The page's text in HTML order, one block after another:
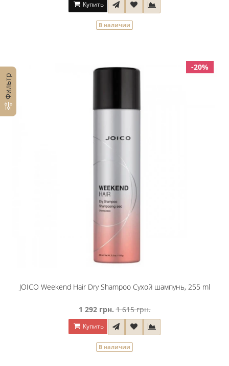
Фильтр
Купить
В наличии
-20%
JOICO Weekend Hair Dry Shampoo Сухой шампунь, 255 ml
1 292 грн. 1 615 грн.
Купить
В наличии